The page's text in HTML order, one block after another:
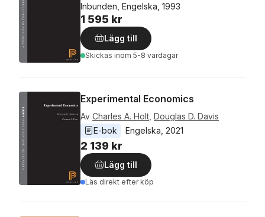
Inbunden, Engelska, 1993
1 595 kr
Lägg till
Skickas inom 5-8 vardagar
Experimental Economics
Av Charles A. Holt Douglas D. Davis
E-bok
Engelska 2021
2 139 kr
Lägg till
Läs direkt efter köp